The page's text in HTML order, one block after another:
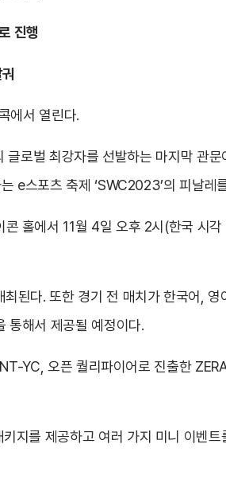
진행
에서 열린다.
글로벌 최강자를 선발하는 마지막 관
e스포츠 축제 ‘SWC2023’의 피날레
홀에서 11월 4일 오후 2시(한국 시
된다. 또한 경기 전 매치가 한국어, 영
통해서 제공될 예정이다.
YC, 오픈 퀄리파이어로 진출한
지를 제공하고 여러 가지 미니 이벤트